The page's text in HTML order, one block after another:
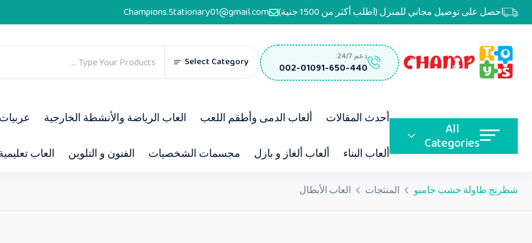
احصل على توصيل مجاني للمنزل (اطلب أكثر من 1500 جنية) Champions.Stationary01@gmail.com
دعم 24/7:
002-01091-650-440
Select Category
All
Categories
أحدث المقالات ألعاب الدمى وأطقم اللعب العاب الرياضة والأنشطة الخارجية
ألعاب البناء ألعاب ألغاز و بازل مجسمات الشخصيات الفنون و التلوين العاب
شطرنج طاولة خشب جامبو المنتجات العاب الأبطال